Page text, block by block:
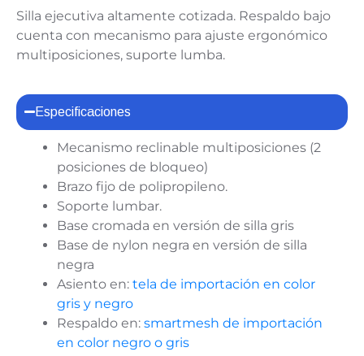
Silla ejecutiva altamente cotizada. Respaldo bajo
cuenta con mecanismo para ajuste ergonómico
multiposiciones, suporte lumba.
Especificaciones
Mecanismo reclinable multiposiciones (2
posiciones de bloqueo)
Brazo fijo de polipropileno.
Soporte lumbar.
Base cromada en versión de silla gris
Base de nylon negra en versión de silla
negra
Asiento en: tela de importación en color
gris y negro
Respaldo en: smartmesh de importación
en color negro o gris